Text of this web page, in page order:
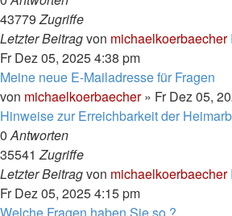
43779Zugriffe
Letzter Beitragvon michaelkoerbaecher
Fr Dez 05, 2025 4:38 pm
Meine neue E-Mailadresse für Fragen
von michaelkoerbaecher» Fr Dez 05,
Hinweise zur Erreichbarkeit der
0Antworten
35541Zugriffe
Letzter Beitragvon michaelkoerbaecher
Fr Dez 05, 2025 4:15 pm